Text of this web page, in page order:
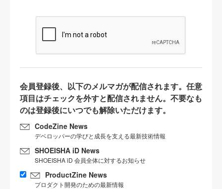
会員登録後、以下のメルマガが配信されます。任意
項目はチェックを外すと配信されません。不要なも
のは登録後にいつでも解除いただけます。
CodeZine News
デベロッパーの学びと成長を支える最新技術情報
SHOEISHA iD News
SHOEISHA iD 会員全体に対するお知らせ
ProductZine News
プロダクト開発のための最新情報